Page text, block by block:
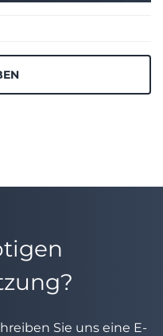
Sie uns eine E-